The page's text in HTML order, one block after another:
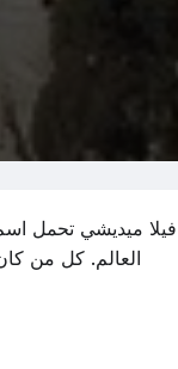
فيلا ميديشي تحمل اسم
العالم. كل من